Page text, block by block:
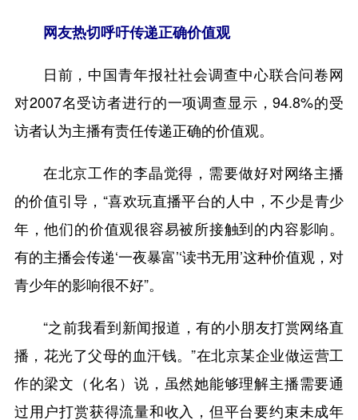
网友热切呼吁传递正确价值观
日前，中国青年报社社会调查中心联合问卷网
对2007名受访者进行的一项调查显示，94.8%的受
访者认为主播有责任传递正确的价值观。
在北京工作的李晶觉得，需要做好对网络主播
的价值引导，“喜欢玩直播平台的人中，不少是青少
年，他们的价值观很容易被所接触到的内容影响。
有的主播会传递‘一夜暴富’‘读书无用’这种价值观，对
青少年的影响很不好”。
“之前我看到新闻报道，有的小朋友打赏网络直
播，花光了父母的血汗钱。”在北京某企业做运营工
作的梁文（化名）说，虽然她能够理解主播需要通
过用户打赏获得流量和收入，但平台要约束未成年